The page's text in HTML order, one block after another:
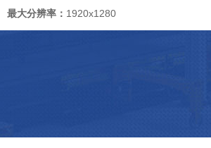
最大分辨率： 1920x1280